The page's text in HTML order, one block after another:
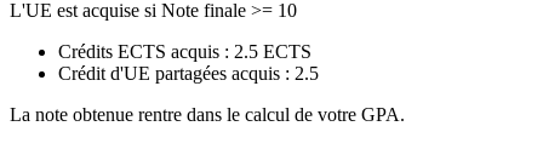
L'UE est acquise si Note finale >= 10
Crédits ECTS acquis : 2.5 ECTS
Crédit d'UE partagées acquis : 2.5
La note obtenue rentre dans le calcul de votre GPA.